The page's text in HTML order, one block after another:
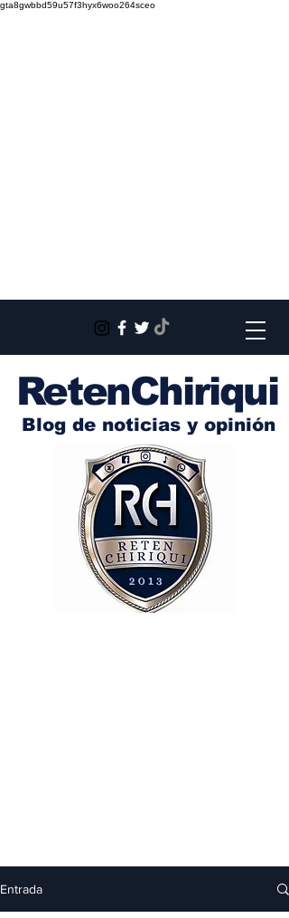
gta8gwbbd59u57f3hyx6woo264sceo
RetenChiriqui
Blog de noticias y opinión
Entrada